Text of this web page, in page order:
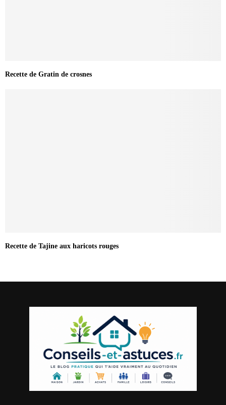
Recette de Gratin de crosnes
Recette de Tajine aux haricots rouges